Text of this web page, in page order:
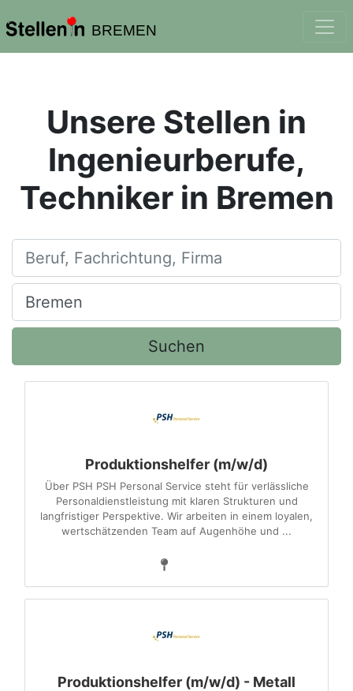
BREMEN
Unsere Stellen in
Ingenieurberufe,
Techniker in Bremen
Beruf, Fachrichtung, Firma
Ort, Stadt
Suchen
Produktionshelfer (m/w/d)
Über PSH PSH Personal Service steht für verlässliche
Personaldienstleistung mit klaren Strukturen und
langfristiger Perspektive. Wir arbeiten in einem loyalen,
wertschätzenden Team auf Augenhöhe und ...
Produktionshelfer (m/w/d) - Metall